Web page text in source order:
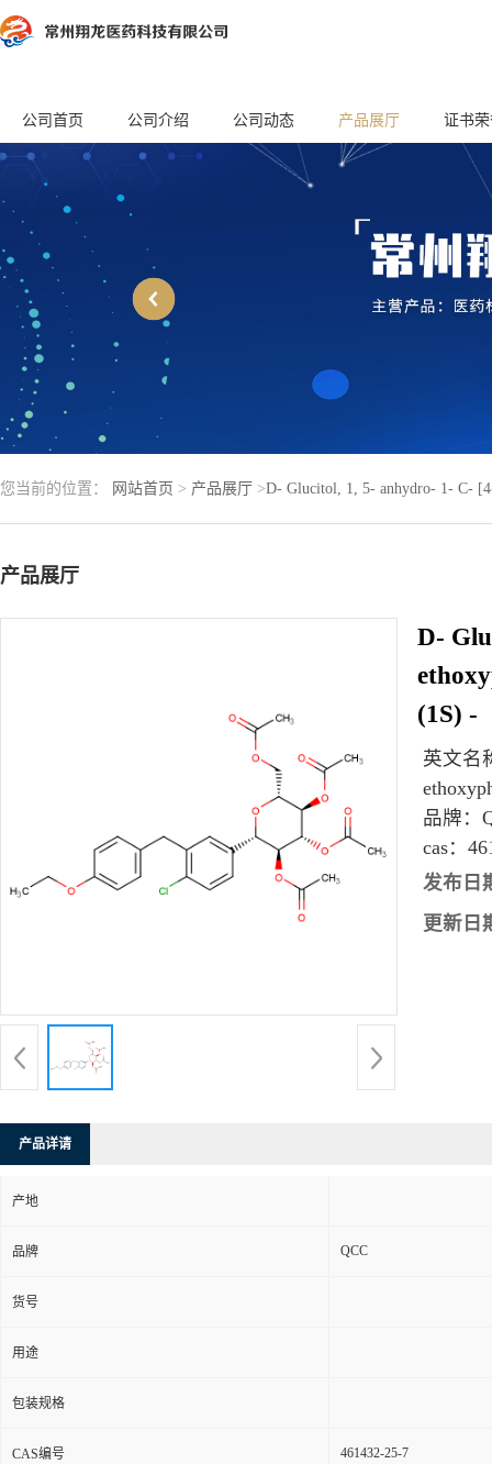
公司首页 公司介绍 公司动态 产品展厅 证书
您当前的位置： 网站首页 > 产品展厅 >D- Glucitol, 1, 5- anhydro- 1- C-
产品展厅
D-
(1S) -
英文名
品牌：
cas：
发布日
更新日
产品详请
产地
品牌 QCC
货号
用途
包装规格
CAS编号 461432-25-7